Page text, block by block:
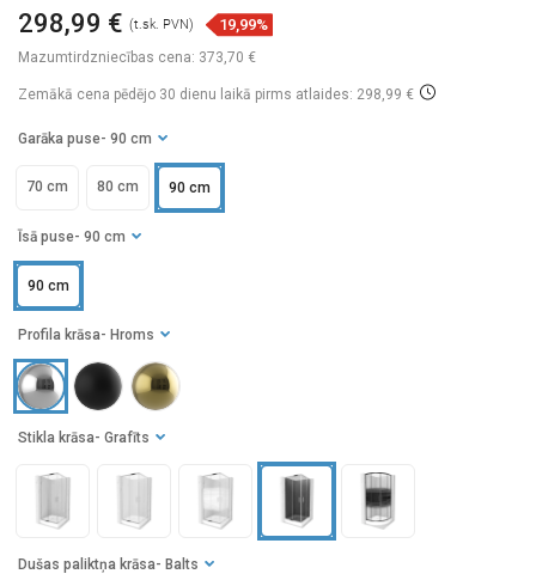
Mazumtirdzniecības cena: 373,70 €
298,99 € (t.sk. PVN) 19,99%
Zemākā cena pēdējo 30 dienu laikā pirms atlaides: 298,99 €
Garāka puse - 90 cm
70 cm 80 cm 90 cm
Īsā puse - 90 cm
90 cm
Stikla krāsa - Grafīts
Profila krāsa - Hroms
Dušas paliktņa krāsa - Balts